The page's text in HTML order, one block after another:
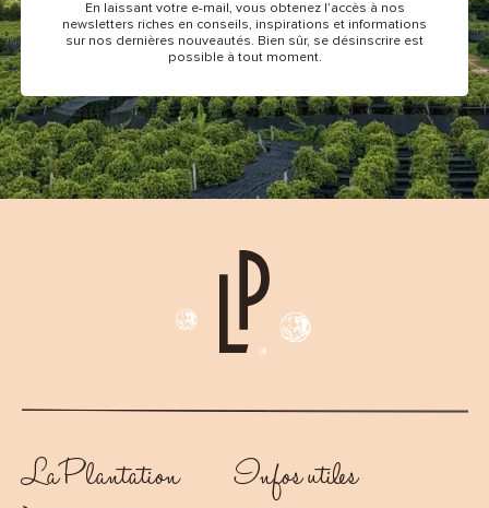
En laissant votre e-mail, vous obtenez l’accès à nos
newsletters riches en conseils, inspirations et informations
sur nos dernières nouveautés. Bien sûr, se désinscrire est
possible à tout moment.
La Plantation Infos utiles